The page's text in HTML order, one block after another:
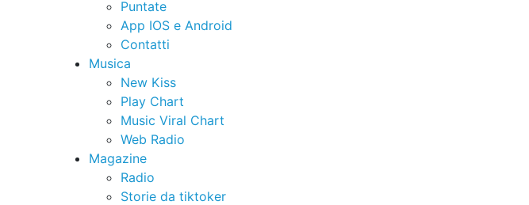
Puntate
App IOS e Android
Contatti
Musica
New Kiss
Play Chart
Music Viral Chart
Web Radio
Magazine
Radio
Storie da tiktoker